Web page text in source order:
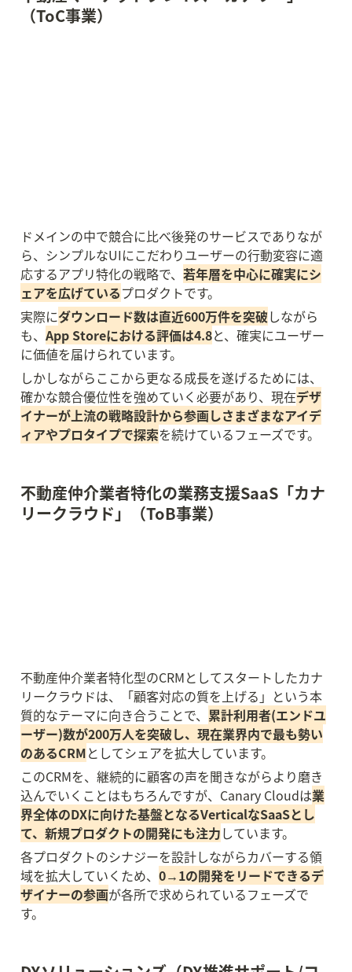
（ToC事業）
ドメインの中で競合に比べ後発のサービスでありなが
ら、シンプルなUIにこだわりユーザーの行動変容に適
応するアプリ特化の戦略で、 若年層を中心に確実にシ
ェアを広げているプロダクトです。
実際にダウンロード数は直近600万件を突破しながら
も、 App Storeにおける評価は4.8と、確実にユーザー
に価値を届けられています。
しかしながらここから更なる成長を遂げるためには、
確かな競合優位性を強めていく必要があり、現在デザ
イナーが上流の戦略設計から参画しさまざまなアイデ
ィアやプロタイプで探索を続けているフェーズです。
不動産仲介業者特化の業務支援SaaS「カナ
リークラウド」（ToB事業）
不動産仲介業者特化型のCRMとしてスタートしたカナ
リークラウドは、「顧客対応の質を上げる」という本
質的なテーマに向き合うことで、 累計利用者(エンドユ
ーザー)数が200万人を突破し、現在業界内で最も勢い
のあるCRMとしてシェアを拡大しています。
このCRMを、継続的に顧客の声を聞きながらより磨き
込んでいくことはもちろんですが、Canary Cloudは業
界全体のDXに向けた基盤となるVerticalなSaaSとし
て、新規プロダクトの開発にも注力しています。
各プロダクトのシナジーを設計しながらカバーする領
域を拡大していくため、 0→1の開発をリードできるデ
ザイナーの参画が各所で求められているフェーズで
す。